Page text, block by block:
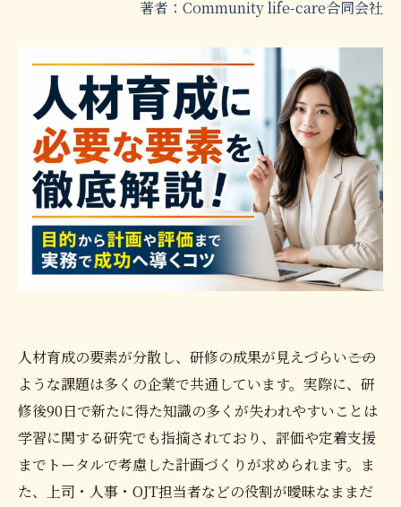
著者：Community life-care合同会社
人材育成の要素が分散し、研修の成果が見えづらい――この
ような課題は多くの企業で共通しています。実際に、研
修後90日で新たに得た知識の多くが失われやすいことは
学習に関する研究でも指摘されており、評価や定着支援
までトータルで考慮した計画づくりが求められます。ま
た、上司・人事・OJT担当者などの役割が曖昧なままだ